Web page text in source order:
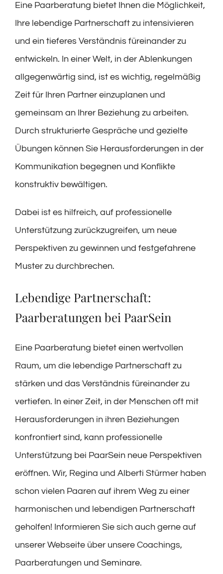
Eine Paarberatung bietet Ihnen die Möglichkeit,
Ihre lebendige Partnerschaft zu intensivieren
und ein tieferes Verständnis füreinander zu
entwickeln. In einer Welt, in der Ablenkungen
allgegenwärtig sind, ist es wichtig, regelmäßig
Zeit für Ihren Partner einzuplanen und
gemeinsam an Ihrer Beziehung zu arbeiten.
Durch strukturierte Gespräche und gezielte
Übungen können Sie Herausforderungen in der
Kommunikation begegnen und Konflikte
konstruktiv bewältigen.
Dabei ist es hilfreich, auf professionelle
Unterstützung zurückzugreifen, um neue
Perspektiven zu gewinnen und festgefahrene
Muster zu durchbrechen.
Lebendige Partnerschaft:
Paarberatungen bei PaarSein
Eine Paarberatung bietet einen wertvollen
Raum, um die lebendige Partnerschaft zu
stärken und das Verständnis füreinander zu
vertiefen. In einer Zeit, in der Menschen oft mit
Herausforderungen in ihren Beziehungen
konfrontiert sind, kann professionelle
Unterstützung bei PaarSein neue Perspektiven
eröffnen. Wir, Regina und Alberti Stürmer haben
schon vielen Paaren auf ihrem Weg zu einer
harmonischen und lebendigen Partnerschaft
geholfen! Informieren Sie sich auch gerne auf
unserer Webseite über unsere Coachings,
Paarberatungen und Seminare.